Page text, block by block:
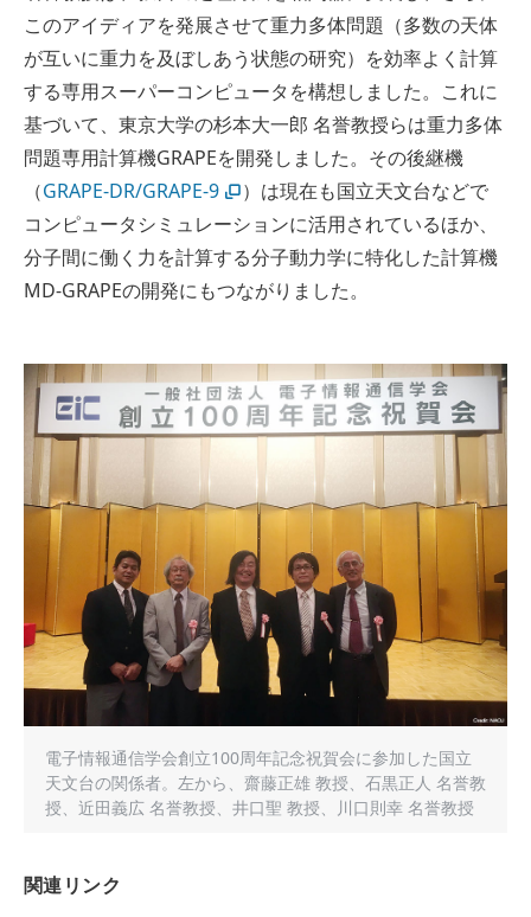
このアイディアを発展させて重力多体問題（多数の天体
が互いに重力を及ぼしあう状態の研究）を効率よく計算
する専用スーパーコンピュータを構想しました。これに
基づいて、東京大学の杉本大一郎 名誉教授らは重力多体
問題専用計算機GRAPEを開発しました。その後継機
（GRAPE-DR/GRAPE-9
）は現在も国立天文台などで
コンピュータシミュレーションに活用されているほか、
分子間に働く力を計算する分子動力学に特化した計算機
MD-GRAPEの開発にもつながりました。
電子情報通信学会創立100周年記念祝賀会に参加した国立
天文台の関係者。左から、齋藤正雄 教授、石黒正人 名誉教
授、近田義広 名誉教授、井口聖 教授、川口則幸 名誉教授
関連リンク